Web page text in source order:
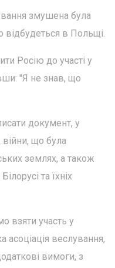
змушена була
відбудеться в Польщі.
Росію до участі у
"Я не знав, що
документ, у
що була
землях, а також
та їхніх
взяти участь у
асоціація веслування,
вимоги, з